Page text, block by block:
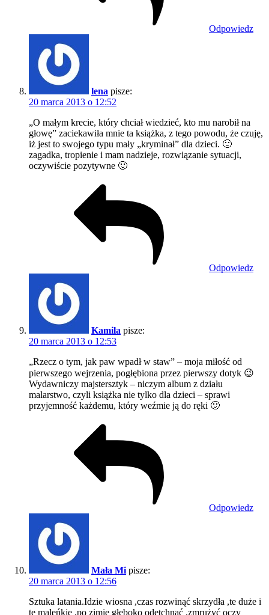
Odpowiedz
lena pisze:
20 marca 2013 o 12:52
„O małym krecie, który chciał wiedzieć, kto mu narobił na
głowę” zaciekawiła mnie ta książka, z tego powodu, że czuję,
iż jest to swojego typu mały „kryminał” dla dzieci. 🙂
zagadka, tropienie i mam nadzieje, rozwiązanie sytuacji,
oczywiście pozytywne 🙂
Odpowiedz
Kamila pisze:
20 marca 2013 o 12:53
„Rzecz o tym, jak paw wpadł w staw” – moja miłość od
pierwszego wejrzenia, pogłębiona przez pierwszy dotyk 😉
Wydawniczy majstersztyk – niczym album z działu
malarstwo, czyli książka nie tylko dla dzieci – sprawi
przyjemność każdemu, który weźmie ją do ręki 🙂
Odpowiedz
Mała Mi pisze:
20 marca 2013 o 12:56
Sztuka latania.Idzie wiosna ,czas rozwinąć skrzydła ,te duże i
te maleńkie ,po zimie głęboko odetchnąć ,zmrużyć oczy